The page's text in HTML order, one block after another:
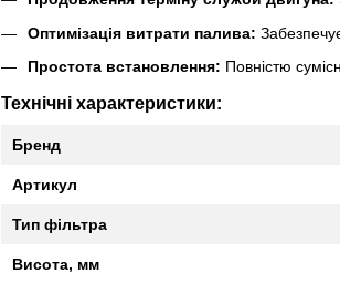
Оптимізація витрати палива:
Простота встановлення: Повністю
Технічні характеристики:
Бренд
Артикул
Тип фільтра
Висота, мм